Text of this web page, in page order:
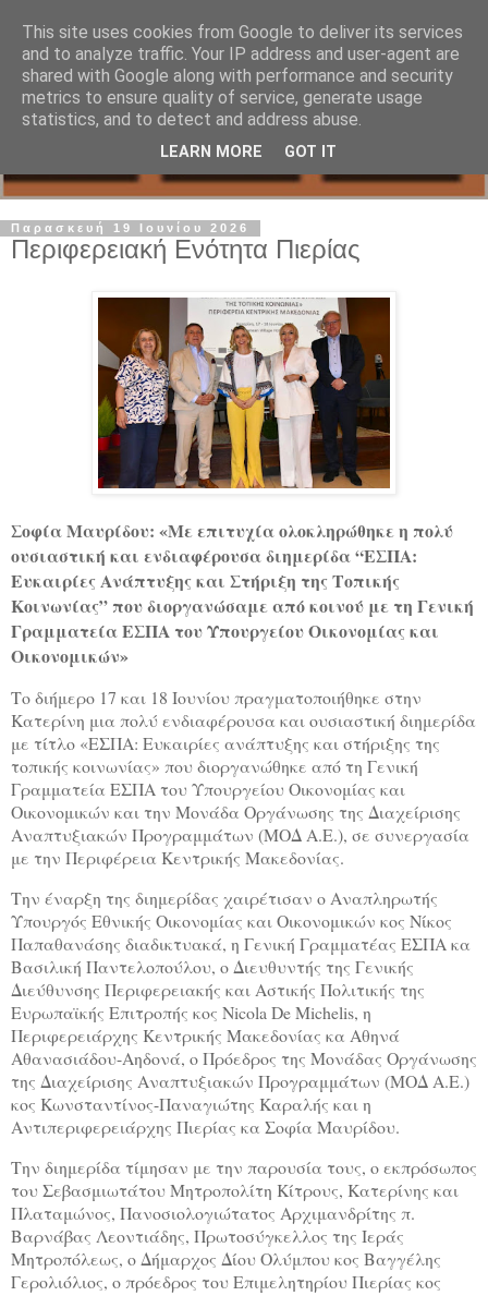
Παρασκευή 19 Ιουνίου 2026
Περιφερειακή Ενότητα Πιερίας
Σοφία Μαυρίδου: «Με επιτυχία ολοκληρώθηκε η πολύ
ουσιαστική και ενδιαφέρουσα διημερίδα“ΕΣΠΑ:
Ευκαιρίες Ανάπτυξης και Στήριξη της Τοπικής
Κοινωνίας” που διοργανώσαμε από κοινού με τη Γενική
Γραμματεία ΕΣΠΑ του Υπουργείου Οικονομίας και
Οικονομικών»
Το διήμερο 17 και 18 Ιουνίου πραγματοποιήθηκε στην
Κατερίνη μια πολύ ενδιαφέρουσα και ουσιαστική διημερίδα
με τίτλο «ΕΣΠΑ: Ευκαιρίες ανάπτυξης και στήριξης της
τοπικής κοινωνίας» που διοργανώθηκε από τη Γενική
Γραμματεία ΕΣΠΑ του Υπουργείου Οικονομίας και
Οικονομικών και την Μονάδα Οργάνωσης της Διαχείρισης
Αναπτυξιακών Προγραμμάτων (ΜΟΔ Α.Ε.), σε συνεργασία
με την Περιφέρεια Κεντρικής Μακεδονίας.
Την έναρξη της διημερίδας χαιρέτισαν ο Αναπληρωτής
Υπουργός Εθνικής Οικονομίας και Οικονομικών κος Νίκος
Παπαθανάσης διαδικτυακά, η Γενική Γραμματέας ΕΣΠΑ κα
Βασιλική Παντελοπούλου, ο Διευθυντής της Γενικής
Διεύθυνσης Περιφερειακής και Αστικής Πολιτικής της
Ευρωπαϊκής Επιτροπής κος Nicola DeMichelis, η
Περιφερειάρχης Κεντρικής Μακεδονίας κα Αθηνά
Αθανασιάδου-Αηδονά, ο Πρόεδρος της Μονάδας Οργάνωσης
της Διαχείρισης Αναπτυξιακών Προγραμμάτων (ΜΟΔ Α.Ε.)
κος Κωνσταντίνος-Παναγιώτης Καραλής και η
Αντιπεριφερειάρχης Πιερίας κα Σοφία Μαυρίδου.
Την διημερίδα τίμησαν με την παρουσία τους, ο εκπρόσωπος
του Σεβασμιωτάτου Μητροπολίτη Κίτρους, Κατερίνης και
Πλαταμώνος, Πανοσιολογιώτατος Αρχιμανδρίτης π.
Βαρνάβας Λεοντιάδης, Πρωτοσύγκελλος της Ιεράς
Μητροπόλεως, ο Δήμαρχος Δίου Ολύμπου κος Βαγγέλης
Γερολιόλιος, ο πρόεδρος του Επιμελητηρίου Πιερίας κος
This site uses cookies from Google to deliver its services
and to analyze traffic. Your IP address and user-agent are
shared with Google along with performance and security
metrics to ensure quality of service, generate usage
statistics, and to detect and address abuse.
LEARN MORE GOT IT